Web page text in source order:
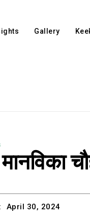
Gallery
April 30, 2024